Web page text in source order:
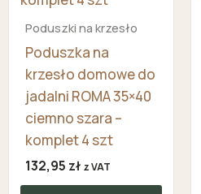
Poduszki na krzesło
Poduszka na
krzesło domowe do
jadalni ROMA 35×40
ciemno szara –
komplet 4 szt
132,95 zł z VAT